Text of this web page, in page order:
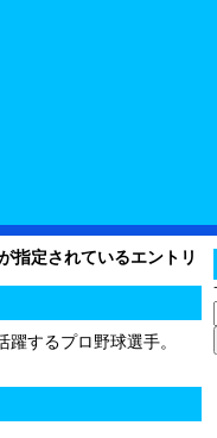
指定されているエントリ
するプロ野球選手。